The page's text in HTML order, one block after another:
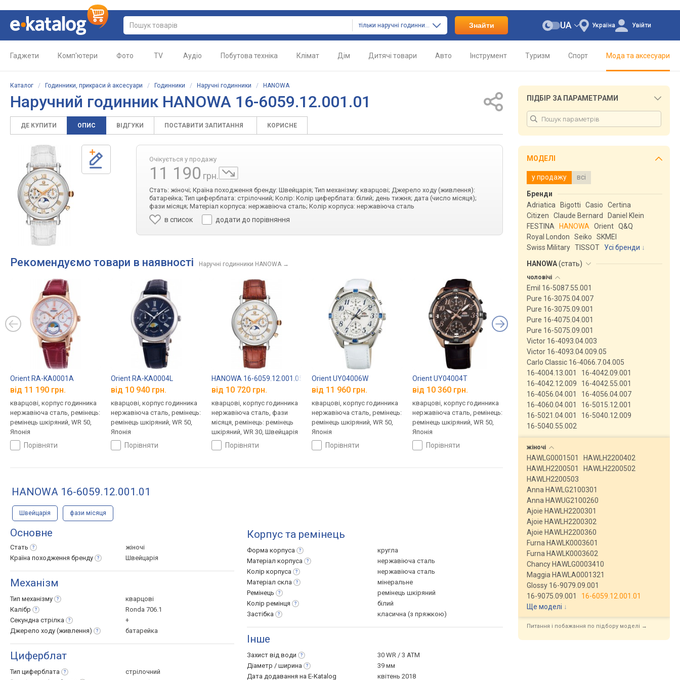
тільки наручні годинники Знайти Україна
UA Увійти
Гаджети Комп'ютери Фото TV Аудіо Побутова техніка Клімат Дім Дитячі товари Авто Інструмент Туризм Спорт Мода та аксесуари
Каталог / Годинники, прикраси й аксесуари / Годинники / Наручні годинники / HANOWA
Наручний годинник HANOWA 16-6059.12.001.01
ДЕ КУПИТИ ОПИС ВІДГУКИ ПОСТАВИТИ ЗАПИТАННЯ КОРИСНЕ
Очікується у продажу
11 190 грн.
Стать: жіночі; Країна походження бренду: Швейцарія; Тип механізму: кварцові; Джерело ходу (живлення):
батарейка; Тип циферблата: стрілочний; Колір: Колір циферблата: білий; день тижня; дата (число місяця);
фази місяця; Матеріал корпуса: нержавіюча сталь; Колір корпуса: нержавіюча сталь
в список додати до порівняння
Рекомендуємо товари в наявності Наручні годинники HANOWA →
Orient RA-KA0001A
від 11 190 грн.
кварцові, корпус годинника
нержавіюча сталь, ремінець:
ремінець шкіряний, WR 50,
Японія
порівняти
Orient RA-KA0004L
від 10 940 грн.
кварцові, корпус годинника
нержавіюча сталь, ремінець:
ремінець шкіряний, WR 50,
Японія
порівняти
HANOWA 16-6059.12.001.05
від 10 720 грн.
кварцові, корпус годинника
нержавіюча сталь, фази
місяця, ремінець: ремінець
шкіряний, WR 30, Швейцарія
порівняти
Orient UY04006W
від 11 960 грн.
кварцові, корпус годинника
нержавіюча сталь, ремінець:
ремінець шкіряний, WR 50,
Японія
порівняти
Orient UY04004T
від 10 360 грн.
кварцові, корпус годинника
нержавіюча сталь, ремінець:
ремінець шкіряний, WR 50,
Японія
порівняти
від 10 180 грн.
кварцові, корпус годинника
нержавіюча сталь, ремінець:
ремінець шкіряний, WR 50,
порівняти
від 10 439 грн.
кварцові, корпус
нержавіюча сталь,
HANOWA 16-6059.12.001.01
Швейцарія фази місяця
Основне
Стать
жіночі
Країна походження бренду Швейцарія
Механізм
Тип механізму
кварцові
Калібр
Ronda 706.1
Секундна стрілка
+
Джерело ходу (живлення) батарейка
Циферблат
Тип циферблата
стрілочний
Корпус та ремінець
Форма корпуса
кругла
Матеріал корпуса
нержавіюча сталь
Колір корпуса
нержавіюча сталь
Матеріал скла
мінеральне
Ремінець
ремінець шкіряний
Колір ремінця
білий
Застібка
класична (з пряжкою)
Інше
Захист від води
30 WR / 3 ATM
Діаметр / ширина
39 мм
Дата додавання на E-Katalog
квітень 2018
ПІДБІР ЗА ПАРАМЕТРАМИ
МОДЕЛІ
у продажу всі
Бренди
Adriatica
Bigotti Casio
Certina
Citizen
Claude Bernard
Daniel Klein
FESTINA
HANOWA Orient Q&Q
Royal London
Seiko
SKMEI
Swiss Military TISSOT
Усі бренди
HANOWA(стать)
чоловічі
Emil 16-5087.55.001
Pure 16-3075.04.007
Pure 16-3075.09.001
Pure 16-4075.04.001
Pure 16-5075.09.001
Victor 16-4093.04.003
Victor 16-4093.04.009.05
Carlo Classic 16-4066.7.04.005
16-4004.13.001
16-4042.09.001
16-4042.12.009
16-4042.55.001
16-4056.04.001
16-4056.04.007
16-4060.04.001
16-5015.12.001
16-5021.04.001
16-5040.12.009
16-5040.55.002
жіночі
HAWLG0001501
HAWLH2200402
HAWLH2200501
HAWLH2200502
HAWLH2200503
Anna HAWLG2100301
Anna HAWUG2100260
Ajoie HAWLH2200301
Ajoie HAWLH2200302
Ajoie HAWLH2200360
Furna HAWLK0003601
Furna HAWLK0003602
Chancy HAWLG0003410
Maggia HAWLA0001321
Glossy 16-9079.09.001
16-9075.09.001
16-6059.12.001.01
Ще моделі ↓
Питання і побажання по підбору моделі →